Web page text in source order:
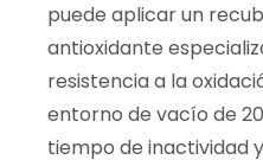
puede aplicar un
antioxidante
resistencia a la
entorno de vacío de
tiempo de inactividad